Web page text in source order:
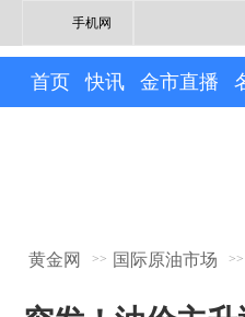
手机网
首页 快讯 金市直播
黄金网 >> 国际原油市场 >>